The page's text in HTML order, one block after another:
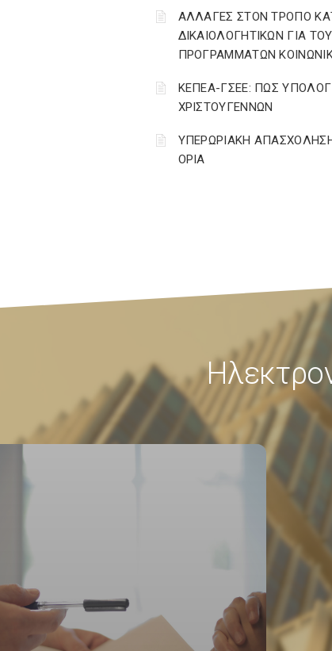
ΑΛΛΑΓΕΣ ΣΤΟΝ ΤΡΟΠΟ
ΔΙΚΑΙΟΛΟΓΗΤΙΚΩΝ ΓΙΑ
ΠΡΟΓΡΑΜΜΑΤΩΝ
ΚΕΠΕΑ-ΓΣΕΕ: ΠΩΣ
ΧΡΙΣΤΟΥΓΕΝΝΩΝ
ΥΠΕΡΩΡΙΑΚΗ
ΟΡΙΑ